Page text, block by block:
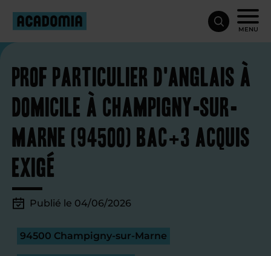
MENU
Prof particulier d'anglais à
domicile à Champigny-sur-
Marne (94500) Bac+3 acquis
exigé
Publié le 04/06/2026
94500 Champigny-sur-Marne